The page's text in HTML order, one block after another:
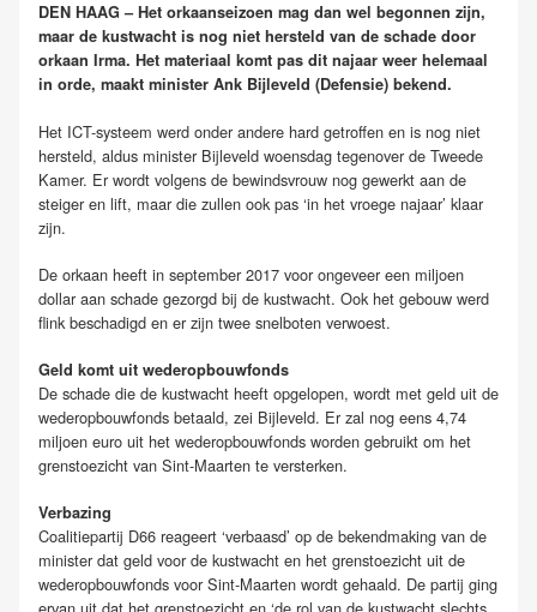
DEN HAAG – Het orkaanseizoen mag dan wel begonnen zijn,
maar de kustwacht is nog niet hersteld van de schade door
orkaan Irma. Het materiaal komt pas dit najaar weer helemaal
in orde, maakt minister Ank Bijleveld (Defensie) bekend.
Het ICT-systeem werd onder andere hard getroffen en is nog niet
hersteld, aldus minister Bijleveld woensdag tegenover de Tweede
Kamer. Er wordt volgens de bewindsvrouw nog gewerkt aan de
steiger en lift, maar die zullen ook pas ‘in het vroege najaar’ klaar
zijn.
De orkaan heeft in september 2017 voor ongeveer een miljoen
dollar aan schade gezorgd bij de kustwacht. Ook het gebouw werd
flink beschadigd en er zijn twee snelboten verwoest.
Geld komt uit wederopbouwfonds
De schade die de kustwacht heeft opgelopen, wordt met geld uit de
wederopbouwfonds betaald, zei Bijleveld. Er zal nog eens 4,74
miljoen euro uit het wederopbouwfonds worden gebruikt om het
grenstoezicht van Sint-Maarten te versterken.
Verbazing
Coalitiepartij D66 reageert ‘verbaasd’ op de bekendmaking van de
minister dat geld voor de kustwacht en het grenstoezicht uit de
wederopbouwfonds voor Sint-Maarten wordt gehaald. De partij ging